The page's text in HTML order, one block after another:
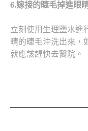
6.嫁接的睫毛掉進眼
立刻使用生理鹽水進
睛的睫毛沖洗出來，
就應該趕快去醫院。